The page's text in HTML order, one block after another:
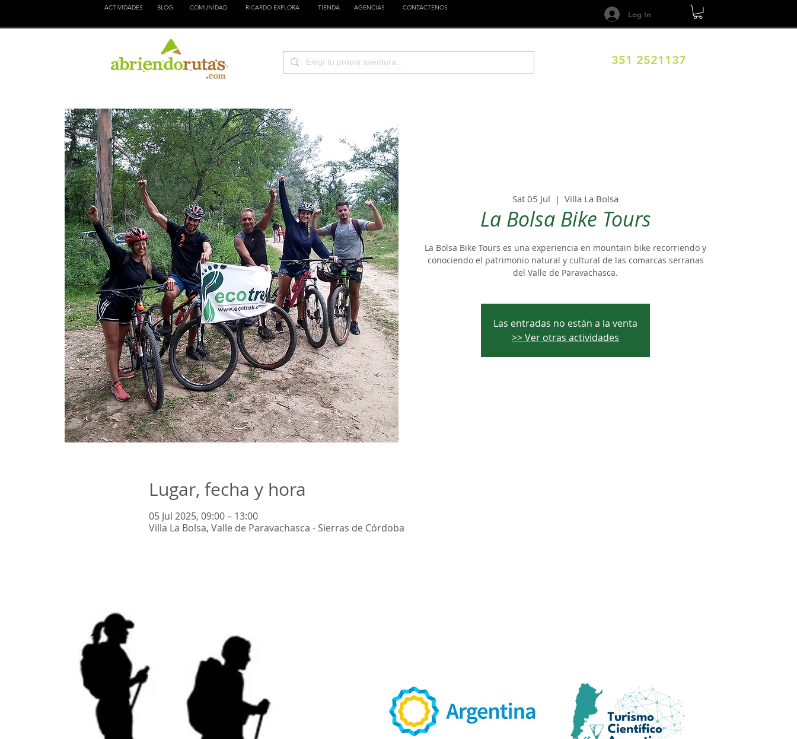
ACTIVIDADES BLOG COMUNIDAD RICARDO EXPLORA TIENDA AGENCIAS CONTACTENOS
Log In
351 2521137
Sat 05 Jul
  |
Villa La Bolsa
La Bolsa Bike Tours
La Bolsa Bike Tours es una experiencia en mountain bike recorriendo y
conociendo el patrimonio natural y cultural de las comarcas serranas
del Valle de Paravachasca.
Las entradas no están a la venta
>> Ver otras actividades
Lugar, fecha y hora
05 Jul 2025, 09:00 – 13:00
Villa La Bolsa, Valle de Paravachasca - Sierras de Córdoba